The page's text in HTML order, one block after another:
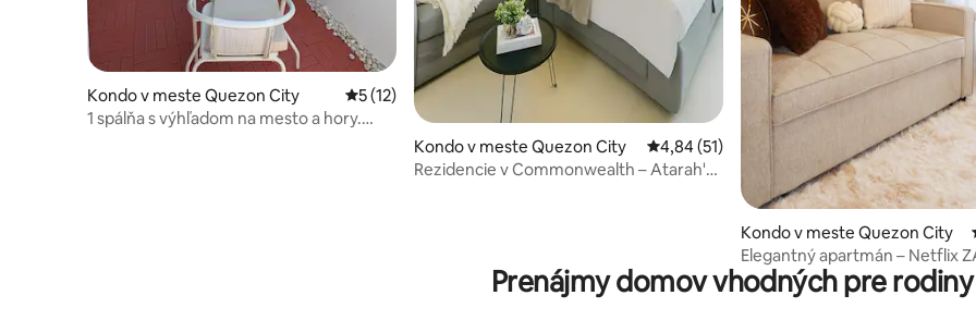
Kondo v meste Quezon City Priemerné ohodnotenie 5 z 5, počet hodnotení: 12
5 (12)
1 spálňa s výhľadom na mesto a hory.
Kondo v meste Quezon City Priemerné ohodnotenie 4,84 z 5, počet
4,84 (51)
Rezidencie v Commonwealth – Atarah's
Kondo v meste Quezon City
Elegantný apartmán – Netflix
| Stolové hry | KTV | Bazén
Prenájmy domov vhodných pre rodiny